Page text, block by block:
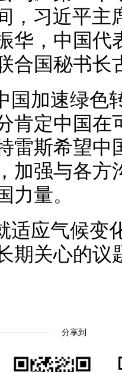
，习近平
华，中国代
合国秘书长
国加速绿色
肯定中国在
雷斯希望中
加强与各方
力量。
适应气候变
期关心的议
分享到